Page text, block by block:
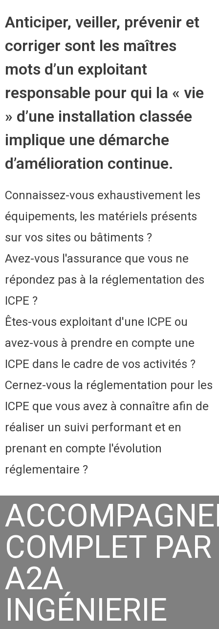
Anticiper, veiller, prévenir et
corriger sont les maîtres
mots d’un exploitant
responsable pour qui la « vie
» d’une installation classée
implique une démarche
d’amélioration continue.
Connaissez-vous exhaustivement les
équipements, les matériels présents
sur vos sites ou bâtiments ?
Avez-vous l'assurance que vous ne
répondez pas à la réglementation des
ICPE ?
Êtes-vous exploitant d'une ICPE ou
avez-vous à prendre en compte une
ICPE dans le cadre de vos activités ?
Cernez-vous la réglementation pour les
ICPE que vous avez à connaître afin de
réaliser un suivi performant et en
prenant en compte l'évolution
réglementaire ?
COMPLET PAR
A2A
INGÉNIERIE